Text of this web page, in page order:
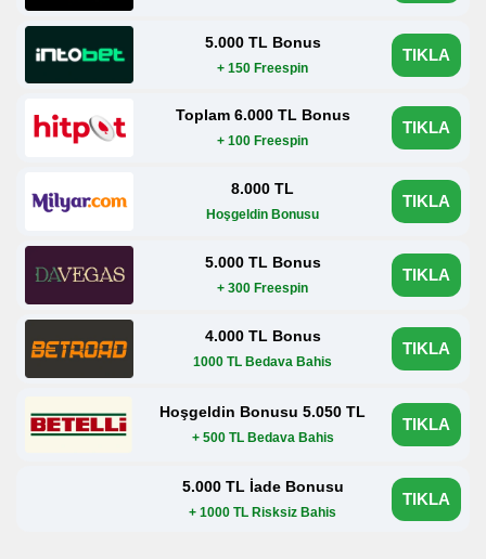
5.000 TL Bonus
+ 150 Freespin
TIKLA
Toplam 6.000 TL Bonus
+ 100 Freespin
TIKLA
8.000 TL
Hoşgeldin Bonusu
TIKLA
5.000 TL Bonus
+ 300 Freespin
TIKLA
4.000 TL Bonus
1000 TL Bedava Bahis
TIKLA
Hoşgeldin Bonusu 5.050 TL
+ 500 TL Bedava Bahis
TIKLA
5.000 TL İade Bonusu
+ 1000 TL Risksiz Bahis
TIKLA